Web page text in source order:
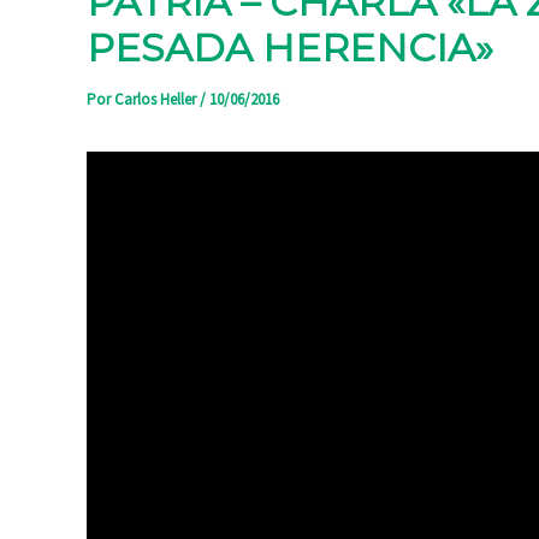
PESADA HERENCIA»
PorCarlos Heller/ 10/06/2016